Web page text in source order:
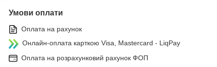
Умови оплати
Оплата на рахунок
Онлайн-оплата карткою Visa, Mastercard - LiqPay
Оплата на розрахунковий рахунок ФОП